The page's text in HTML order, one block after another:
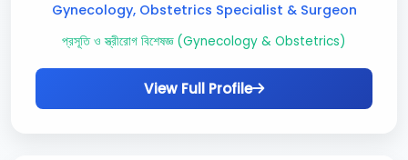
Gynecology, Obstetrics Specialist & Surgeon
প্রসূতি ও স্ত্রীরোগ বিশেষজ্ঞ (Gynecology & Obstetrics)
View Full Profile